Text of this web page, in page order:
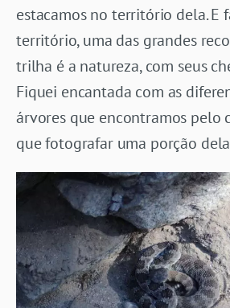
estacamos no território dela. E
território, uma das grandes
trilha é a natureza, com seus
Fiquei encantada com as
árvores que encontramos pelo
que fotografar uma porção